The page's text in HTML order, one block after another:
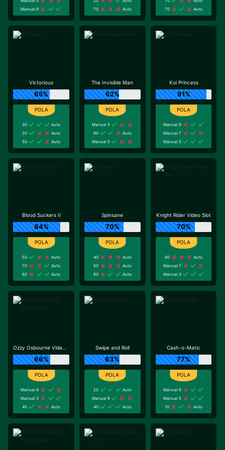
Manual 9
70
Auto
70
Auto
Victorious
65%
30
Auto
20
Auto
50
Auto
The Invisible Man
62%
Manual 5
90
Auto
Manual 5
Koi Princess
91%
Manual 9
Manual 7
Manual 5
Blood Suckers II
84%
50
Auto
70
Auto
60
Auto
Spinsane
70%
40
Auto
50
Auto
90
Auto
Knight Rider Video Slot
70%
80
Auto
Manual 7
Manual 3
Ozzy Osbourne Video Slots
66%
Manual 9
Manual 3
40
Auto
Swipe and Roll
63%
20
Auto
Manual 9
40
Auto
Cash-o-Matic
77%
Manual 9
Manual 5
10
Auto